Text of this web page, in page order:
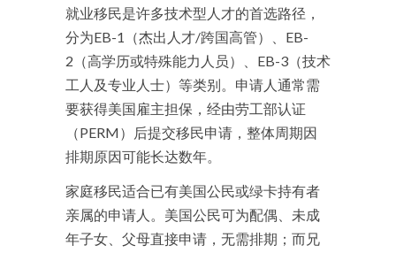
就业移民是许多技术型人才的首选路径，
分为EB-1（杰出人才/跨国高管）、EB-
2（高学历或特殊能力人员）、EB-3（技术
工人及专业人士）等类别。申请人通常需
要获得美国雇主担保，经由劳工部认证
（PERM）后提交移民申请，整体周期因
排期原因可能长达数年。
家庭移民适合已有美国公民或绿卡持有者
亲属的申请人。美国公民可为配偶、未成
年子女、父母直接申请，无需排期；而兄